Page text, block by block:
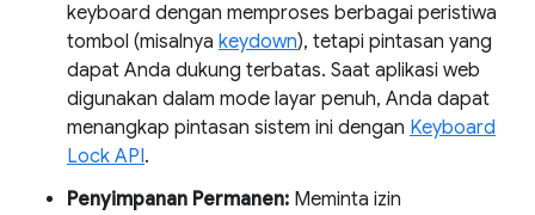
keyboard dengan memproses berbagai peristiwa
tombol (misalnya keydown), tetapi pintasan yang
dapat Anda dukung terbatas. Saat aplikasi web
digunakan dalam mode layar penuh, Anda dapat
menangkap pintasan sistem ini dengan Keyboard
Lock API.
Penyimpanan Permanen: Meminta izin